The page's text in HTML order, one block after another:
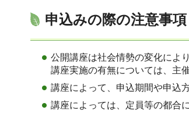
申込みの際の注意事項
公開講座は社会情勢の変化によ
講座実施の有無については、主
講座によって、申込期間や申込
講座によっては、定員等の都合